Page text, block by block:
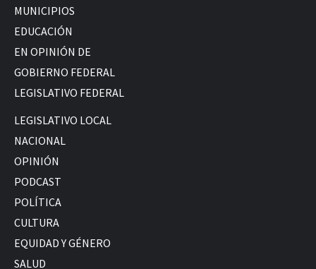
MUNICIPIOS
EDUCACIÓN
EN OPINIÓN DE
GOBIERNO FEDERAL
LEGISLATIVO FEDERAL
LEGISLATIVO LOCAL
NACIONAL
OPINIÓN
PODCAST
POLÍTICA
CULTURA
EQUIDAD Y GÉNERO
SALUD